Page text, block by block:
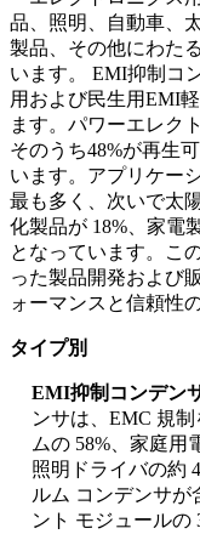
品、照明、自動車、
製品、その他にわた
います。 EMI抑制コ
用および民生用EMI
ます。パワーエレク
そのうち48%が再生
います。アプリケー
最も多く、次いで太
化製品が 18%、家電
となっています。こ
った製品開発および
ォーマンスと信頼性
タイプ別
EMI抑制コンデン
ンサは、EMC 規
ムの 58%、家庭用
照明ドライバの約
ルム コンデンサが
ント モジュールの